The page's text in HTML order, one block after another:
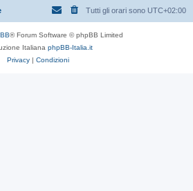
Tutti gli orari sono UTC+02:00
® Forum Software © phpBB Limited
Italiana phpBB-Italia.it
Privacy | Condizioni